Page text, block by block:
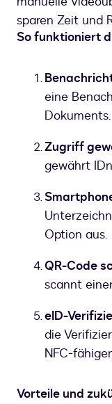
sparen Zeit und
So funktioniert
eine
Dokuments.
Zugriff
gewährt
Option aus.
QR-Code
scannt
eID-
die
NFC-
Vorteile und